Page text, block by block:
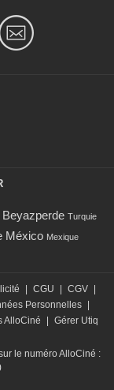
Beyazperde Turquie
México Mexique
CGU CGV
Personnelles
AlloCiné
Gérer Utiq
le numéro AlloCiné :